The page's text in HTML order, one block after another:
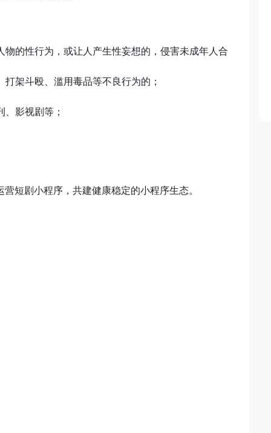
的性行为，或让人产生性妄想的，侵害未成年人合
架斗殴、滥用毒品等不良行为的；
影视剧等；
短剧小程序，共建健康稳定的小程序生态。